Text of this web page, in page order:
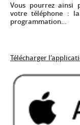
Vous pourrez ainsi
votre téléphone : la
programmation…
Télécharger